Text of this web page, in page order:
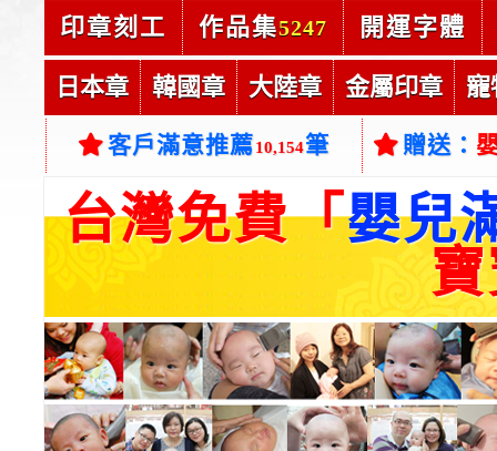
印章刻工 作品集5247 開運字體
日本章 韓國章 大陸章 金屬印章 寵
客戶滿意推薦10,154筆 贈送：
台灣免費「嬰兒